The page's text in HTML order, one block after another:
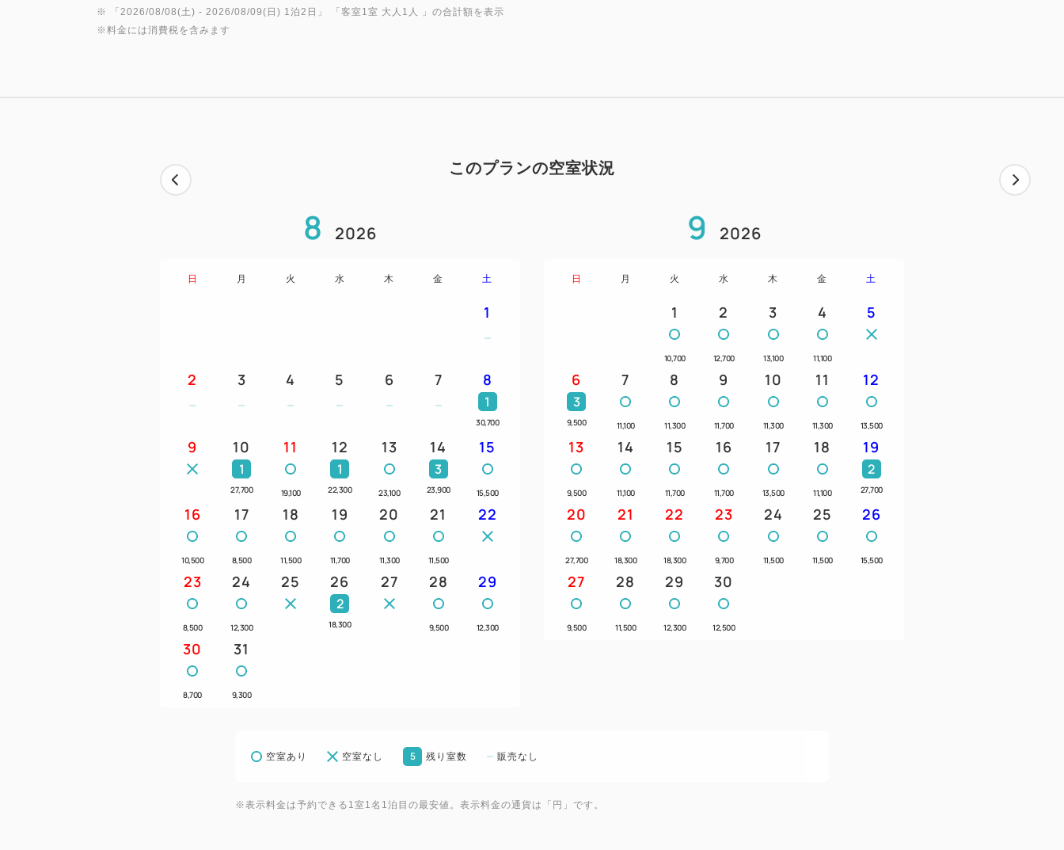
※ 「 2026/08/08(土) - 2026/08/09(日) 1泊2日 」 「 客室1室 大人1人
」の合計額を表示
※料金には消費税を含みます
このプランの空室状況
8 2026
日 月 火 水 木 金 土
1
2 3 4 5 6 7 8
1
30,700
9 10
1
27,700
11
19,100
12
1
22,300
13
23,100
14
3
23,900
15
15,500
16
10,500
17
8,500
18
11,500
19
11,700
20
11,300
21
11,500
22
23
8,500
24
12,300
25 26
2
18,300
27 28
9,500
29
12,300
30
8,700
31
9,300
9 2026
日 月 火 水 木 金 土
1
10,700
2
12,700
3
13,100
4
11,100
5
6
3
9,500
7
11,100
8
11,300
9
11,700
10
11,300
11
11,300
12
13,500
13
9,500
14
11,100
15
11,700
16
11,700
17
13,500
18
11,100
19
2
27,700
20
27,700
21
18,300
22
18,300
23
9,700
24
11,500
25
11,500
26
15,500
27
9,500
28
11,500
29
12,300
30
12,500
空室あり 空室なし 5 残り室数 販売なし
※表示料金は予約できる1室1名1泊目の最安値。表示料金の通貨は「円」です。